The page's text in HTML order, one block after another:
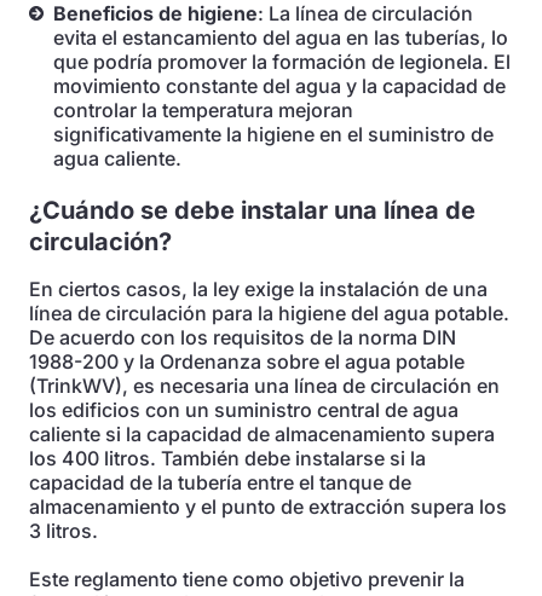
Beneficios de higiene: La línea de circulación
evita el estancamiento del agua en las tuberías, lo
que podría promover la formación de legionela. El
movimiento constante del agua y la capacidad de
controlar la temperatura mejoran
significativamente la higiene en el suministro de
agua caliente.
¿Cuándo se debe instalar una línea de
circulación?
En ciertos casos, la ley exige la instalación de una
línea de circulación para la higiene del agua potable.
De acuerdo con los requisitos de la norma DIN
1988-200 y la Ordenanza sobre el agua potable
(TrinkWV), es necesaria una línea de circulación en
los edificios con un suministro central de agua
caliente si la capacidad de almacenamiento supera
los 400 litros. También debe instalarse si la
capacidad de la tubería entre el tanque de
almacenamiento y el punto de extracción supera los
3 litros.
Este reglamento tiene como objetivo prevenir la